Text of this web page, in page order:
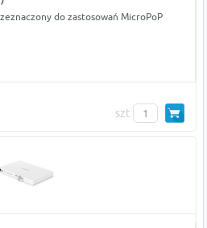
do zastosowań MicroPoP
szt